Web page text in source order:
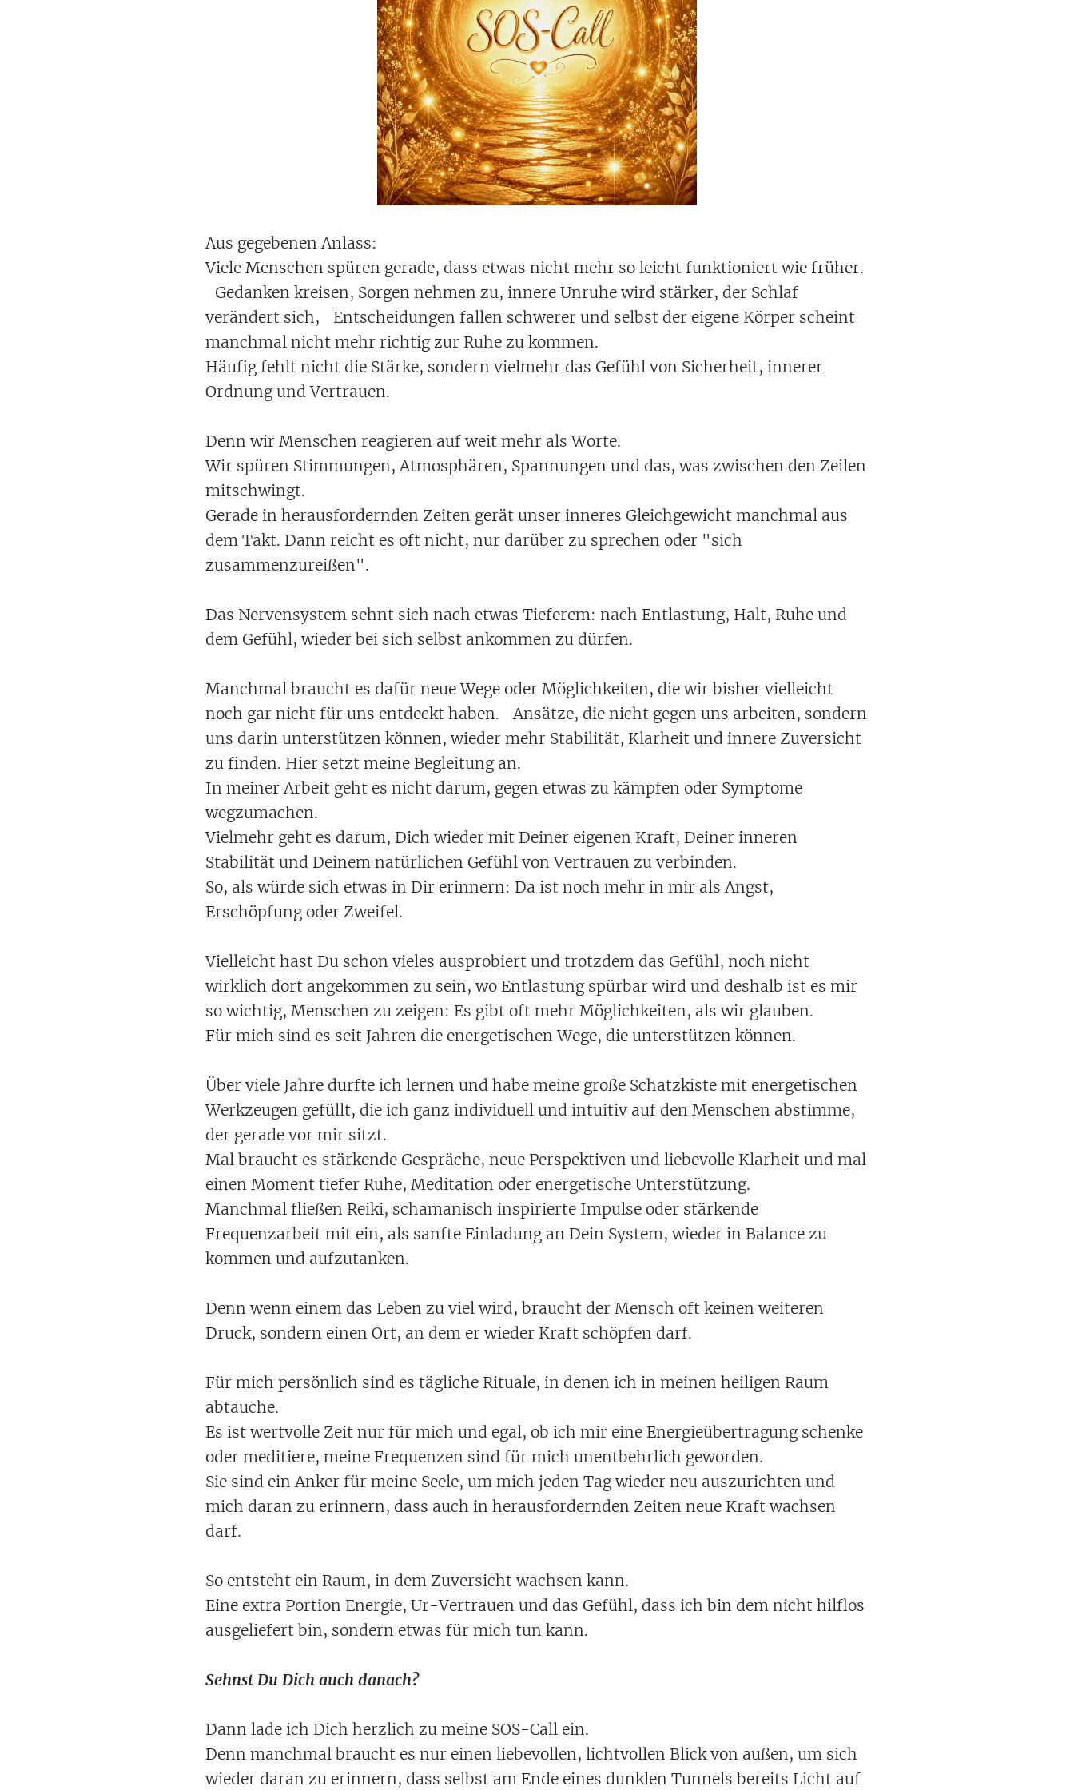
Aus gegebenen Anlass:
Viele Menschen spüren gerade, dass etwas nicht mehr so leicht funktioniert wie früher.
Gedanken kreisen, Sorgen nehmen zu, innere Unruhe wird stärker, der Schlaf
verändert sich, Entscheidungen fallen schwerer und selbst der eigene Körper scheint
manchmal nicht mehr richtig zur Ruhe zu kommen.
Häufig fehlt nicht die Stärke, sondern vielmehr das Gefühl von Sicherheit, innerer
Ordnung und Vertrauen.
Denn wir Menschen reagieren auf weit mehr als Worte.
Wir spüren Stimmungen, Atmosphären, Spannungen und das, was zwischen den Zeilen
mitschwingt.
Gerade in herausfordernden Zeiten gerät unser inneres Gleichgewicht manchmal aus
dem Takt. Dann reicht es oft nicht, nur darüber zu sprechen oder "sich
zusammenzureißen".
Das Nervensystem sehnt sich nach etwas Tieferem: nach Entlastung, Halt, Ruhe und
dem Gefühl, wieder bei sich selbst ankommen zu dürfen.
Manchmal braucht es dafür neue Wege oder Möglichkeiten, die wir bisher vielleicht
noch gar nicht für uns entdeckt haben. Ansätze, die nicht gegen uns arbeiten, sondern
uns darin unterstützen können, wieder mehr Stabilität, Klarheit und innere Zuversicht
zu finden. Hier setzt meine Begleitung an.
In meiner Arbeit geht es nicht darum, gegen etwas zu kämpfen oder Symptome
wegzumachen.
Vielmehr geht es darum, Dich wieder mit Deiner eigenen Kraft, Deiner inneren
Stabilität und Deinem natürlichen Gefühl von Vertrauen zu verbinden.
So, als würde sich etwas in Dir erinnern: Da ist noch mehr in mir als Angst,
Erschöpfung oder Zweifel.
Vielleicht hast Du schon vieles ausprobiert und trotzdem das Gefühl, noch nicht
wirklich dort angekommen zu sein, wo Entlastung spürbar wird und deshalb ist es mir
so wichtig, Menschen zu zeigen: Es gibt oft mehr Möglichkeiten, als wir glauben.
Für mich sind es seit Jahren die energetischen Wege, die unterstützen können.
Über viele Jahre durfte ich lernen und habe meine große Schatzkiste mit energetischen
Werkzeugen gefüllt, die ich ganz individuell und intuitiv auf den Menschen abstimme,
der gerade vor mir sitzt.
Mal braucht es stärkende Gespräche, neue Perspektiven und liebevolle Klarheit und mal
einen Moment tiefer Ruhe, Meditation oder energetische Unterstützung.
Manchmal fließen Reiki, schamanisch inspirierte Impulse oder stärkende
Frequenzarbeit mit ein, als sanfte Einladung an Dein System, wieder in Balance zu
kommen und aufzutanken.
Denn wenn einem das Leben zu viel wird, braucht der Mensch oft keinen weiteren
Druck, sondern einen Ort, an dem er wieder Kraft schöpfen darf.
Für mich persönlich sind es tägliche Rituale, in denen ich in meinen heiligen Raum
abtauche.
Es ist wertvolle Zeit nur für mich und egal, ob ich mir eine Energieübertragung schenke
oder meditiere, meine Frequenzen sind für mich unentbehrlich geworden.
Sie sind ein Anker für meine Seele, um mich jeden Tag wieder neu auszurichten und
mich daran zu erinnern, dass auch in herausfordernden Zeiten neue Kraft wachsen
darf.
So entsteht ein Raum, in dem Zuversicht wachsen kann.
Eine extra Portion Energie, Ur-Vertrauen und das Gefühl, dass ich bin dem nicht hilflos
ausgeliefert bin, sondern etwas für mich tun kann.
Sehnst Du Dich auch danach?
Dann lade ich Dich herzlich zu meine SOS-Call ein.
Denn manchmal braucht es nur einen liebevollen, lichtvollen Blick von außen, um sich
wieder daran zu erinnern, dass selbst am Ende eines dunklen Tunnels bereits Licht auf